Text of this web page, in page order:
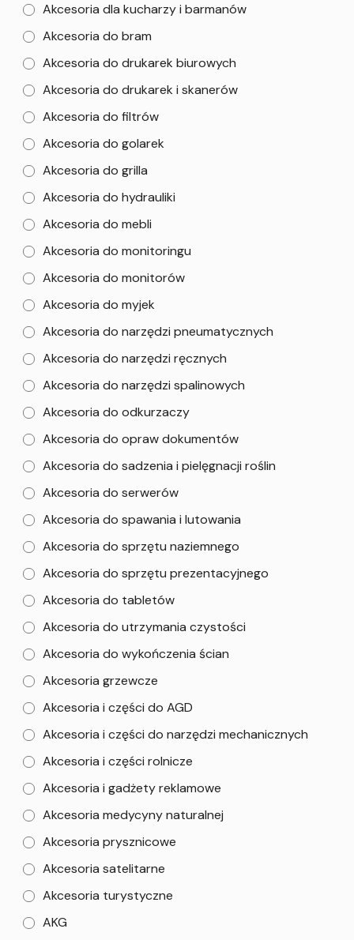
Akcesoria dla kucharzy i barmanów
Akcesoria do bram
Akcesoria do drukarek biurowych
Akcesoria do drukarek i skanerów
Akcesoria do filtrów
Akcesoria do golarek
Akcesoria do grilla
Akcesoria do hydrauliki
Akcesoria do mebli
Akcesoria do monitoringu
Akcesoria do monitorów
Akcesoria do myjek
Akcesoria do narzędzi pneumatycznych
Akcesoria do narzędzi ręcznych
Akcesoria do narzędzi spalinowych
Akcesoria do odkurzaczy
Akcesoria do opraw dokumentów
Akcesoria do sadzenia i pielęgnacji roślin
Akcesoria do serwerów
Akcesoria do spawania i lutowania
Akcesoria do sprzętu naziemnego
Akcesoria do sprzętu prezentacyjnego
Akcesoria do tabletów
Akcesoria do utrzymania czystości
Akcesoria do wykończenia ścian
Akcesoria grzewcze
Akcesoria i części do AGD
Akcesoria i części do narzędzi mechanicznych
Akcesoria i części rolnicze
Akcesoria i gadżety reklamowe
Akcesoria medycyny naturalnej
Akcesoria prysznicowe
Akcesoria satelitarne
Akcesoria turystyczne
AKG